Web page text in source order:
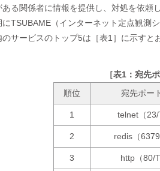
る関係者に情報を提供し、対処を依頼
TSUBAME（インターネット定点観測
サービスのトップ5は［表1］に示すと
［表1：宛先
順位
宛先ポー
1 telnet（23/
2 redis（
3 http（80/